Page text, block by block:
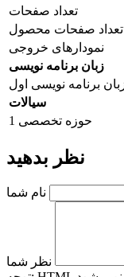
تعداد صفحات
تعداد صفحات محصول
نمودارهای خروجی
زبان برنامه نویسی
برنامه نویسی اول
سیالات
حوزه تخصصی 1
نظر بدهید
نام شما
نظر شما